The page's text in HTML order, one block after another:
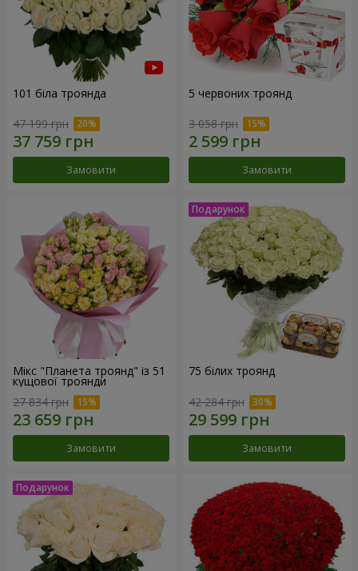
101 біла троянда
47 199 грн
Замовити
5 червоних троянд
3 058 грн
Замовити
Мікс "Планета троянд" із 51
кущової троянди
27 834 грн
Замовити
75 білих троянд
42 284 грн
Замовити